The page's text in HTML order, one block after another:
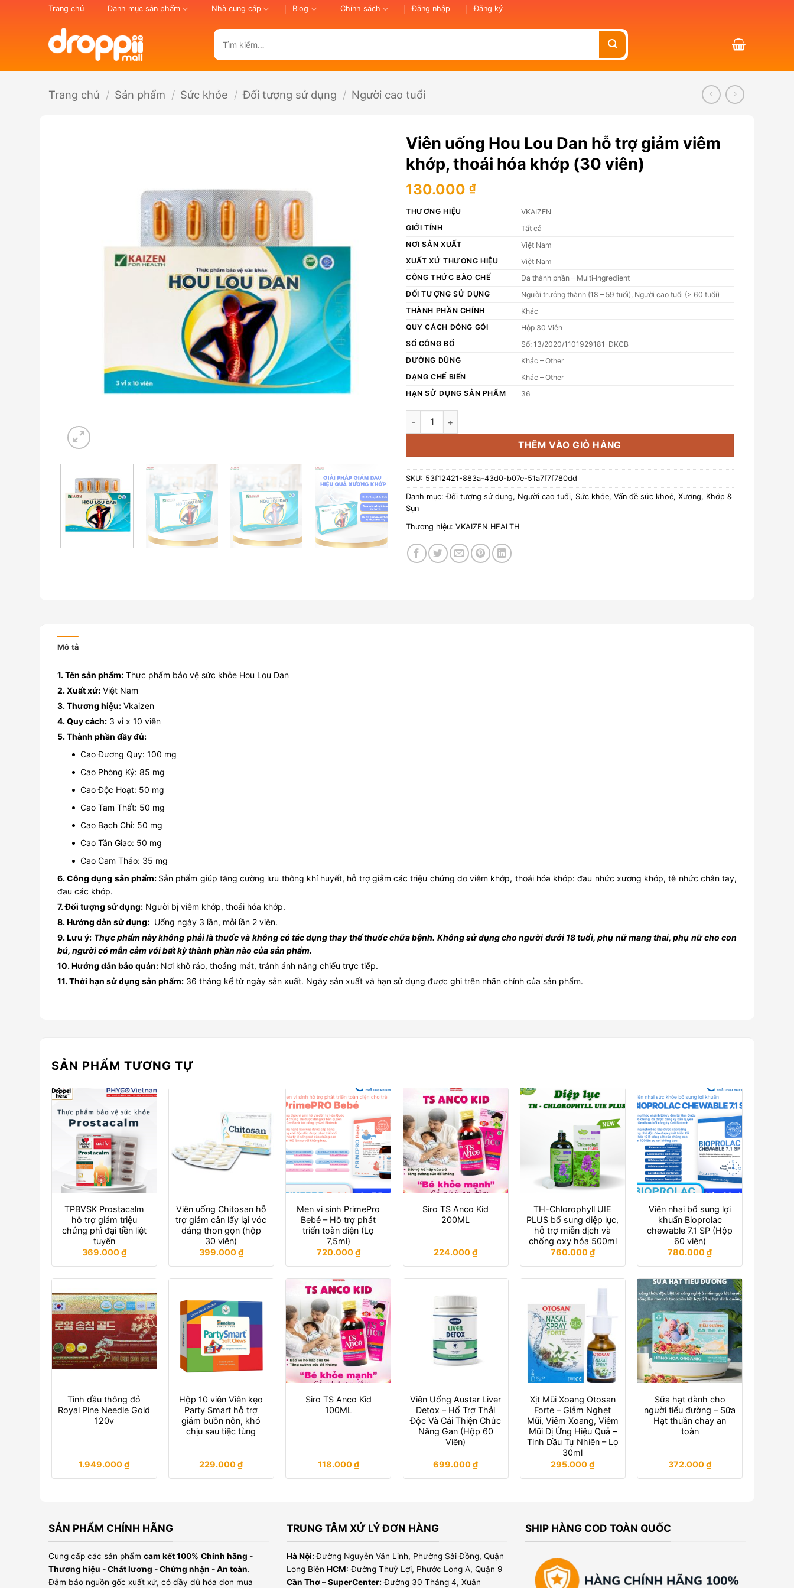
Trang chủ Danh mục sản phẩm Nhà cung cấp Blog Chính sách Đăng nhập Đăng ký
kiếm:
Trang chủ / Sản phẩm / Sức khỏe / Đối tượng sử dụng / Người cao tuổi
Viên uống Hou Lou Dan hỗ trợ giảm viêm
khớp, thoái hóa khớp (30 viên)
130.000 ₫
THƯƠNG HIỆU
VKAIZEN
GIỚI TÍNH
Tất cả
NƠI SẢN XUẤT
Việt Nam
XUẤT XỨ THƯƠNG HIỆU
Việt Nam
CÔNG THỨC BÀO CHẾ
Đa thành phần – Multi‑Ingredient
ĐỐI TƯỢNG SỬ DỤNG
Người trưởng thành (18 – 59 tuổi), Người cao tuổi (> 60 tuổi)
THÀNH PHẦN CHÍNH
Khác
QUY CÁCH ĐÓNG GÓI
Hộp 30 Viên
SỐ CÔNG BỐ
Số: 13/2020/1101929181-DKCB
ĐƯỜNG DÙNG
Khác – Other
DẠNG CHẾ BIẾN
Khác – Other
HẠN SỬ DỤNG SẢN PHẨM
36
Viên uống Hou Lou Dan hỗ trợ giảm viêm khớp, thoái hóa khớp (30 viên) số lượng
THÊM VÀO GIỎ HÀNG
SKU: 53f12421-883a-43d0-b07e-51a7f7f780dd
Danh mục:Đối tượng sử dụng, Người cao tuổi, Sức khỏe, Vấn đề sức khoẻ, Xương, Khớp &
Sụn
Thương hiệu: VKAIZEN HEALTH
Mô tả
1. Tên sản phẩm: Thực phẩm bảo vệ sức khỏe Hou Lou Dan
2. Xuất xứ: Việt Nam
3. Thương hiệu: Vkaizen
4. Quy cách: 3 vỉ x 10 viên
5. Thành phần đầy đủ:
Cao Đương Quy: 100 mg
Cao Phòng Kỷ: 85 mg
Cao Độc Hoạt: 50 mg
Cao Tam Thất: 50 mg
Cao Bạch Chỉ: 50 mg
Cao Tần Giao: 50 mg
Cao Cam Thảo: 35 mg
6. Công dụng sản phẩm: Sản phẩm giúp tăng cường lưu thông khí huyết, hỗ trợ giảm các triệu chứng do viêm khớp, thoái hóa khớp: đau nhức xương khớp, tê nhức chân tay,
đau các khớp.
7. Đối tượng sử dụng: Người bị viêm khớp, thoái hóa khớp.
8. Hướng dẫn sử dụng: Uống ngày 3 lần, mỗi lần 2 viên.
9. Lưu ý: Thực phẩm này không phải là thuốc và không có tác dụng thay thế thuốc chữa bệnh. Không sử dụng cho người dưới 18 tuổi, phụ nữ mang thai, phụ nữ cho con
bú, người có mẫn cảm với bất kỳ thành phần nào của sản phẩm.
10. Hướng dẫn bảo quản: Nơi khô ráo, thoáng mát, tránh ánh nắng chiếu trực tiếp.
11. Thời hạn sử dụng sản phẩm: 36 tháng kể từ ngày sản xuất. Ngày sản xuất và hạn sử dụng được ghi trên nhãn chính của sản phẩm.
SẢN PHẨM TƯƠNG TỰ
TPBVSK Prostacalm
hỗ trợ giảm triệu
chứng phì đại tiền liệt
tuyến
369.000₫
Viên uống Chitosan hỗ
trợ giảm cân lấy lại vóc
dáng thon gọn (hộp
30 viên)
399.000₫
Men vi sinh PrimePro
Bebé – Hỗ trợ phát
triển toàn diện (Lọ
7,5ml)
720.000₫
Siro TS Anco Kid
200ML
224.000₫
TH-Chlorophyll UIE
PLUS bổ sung diệp lục,
hỗ trợ miễn dịch và
chống oxy hóa 500ml
760.000₫
Viên nhai bổ sung lợi
khuẩn Bioprolac
chewable 7.1 SP (Hộp
60 viên)
780.000₫
Tinh dầu thông đỏ
Royal Pine Needle Gold
120v
1.949.000₫
Hộp 10 viên Viên kẹo
Party Smart hỗ trợ
giảm buồn nôn, khó
chịu sau tiệc tùng
229.000₫
Siro TS Anco Kid
100ML
118.000₫
Viên Uống Austar Liver
Detox – Hổ Trợ Thải
Độc Và Cải Thiện Chức
Năng Gan (Hộp 60
Viên)
699.000₫
Xịt Mũi Xoang Otosan
Forte – Giảm Nghẹt
Mũi, Viêm Xoang, Viêm
Mũi Dị Ứng Hiệu Quả –
Tinh Dầu Tự Nhiên – Lọ
30ml
295.000₫
Sữa hạt dành cho
người tiểu đường – Sữa
Hạt thuần chay an
toàn
372.000₫
SẢN PHẨM CHÍNH HÃNG
Cung cấp các sản phẩm cam kết 100% Chính hãng -
Thương hiệu - Chất lương - Chứng nhận - An toàn.
Đảm bảo nguồn gốc xuất xứ, có đầy đủ hóa đơn mua
TRUNG TÂM XỬ LÝ ĐƠN HÀNG
Hà Nội:Đường Nguyễn Văn Linh, Phường Sài Đồng, Quận
Long BiênHCM: Đường Thuỷ Lợi, Phước Long A, Quận 9
Cần Thơ – SuperCenter: Đường 30 Tháng 4, Xuân
SHIP HÀNG COD TOÀN QUỐC